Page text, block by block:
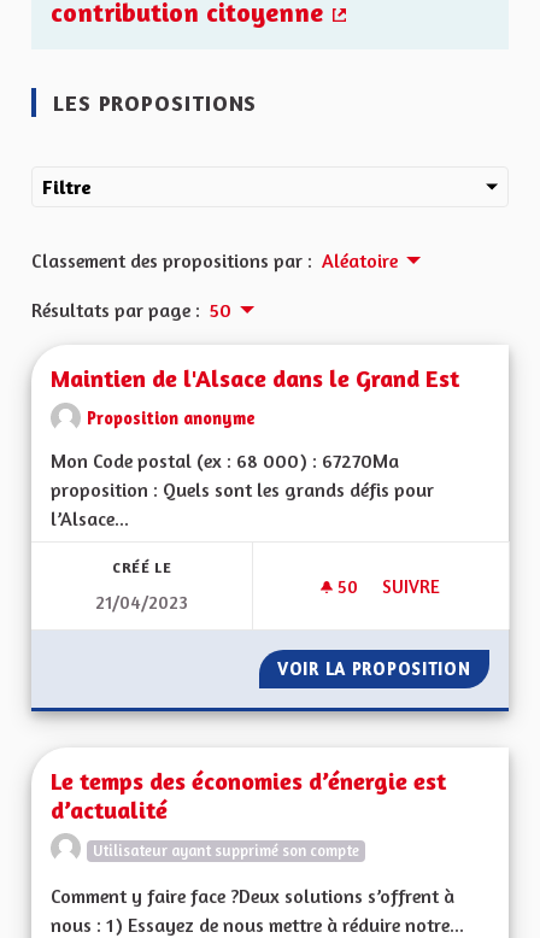
contribution citoyenne
LES PROPOSITIONS
Filtre
Classement des propositions par : Aléatoire
Résultats par page : 50
Maintien de l'Alsace dans le Grand Est
Proposition anonyme
Mon Code postal (ex : 68 000) : 67270Ma
proposition : Quels sont les grands défis pour
l’Alsace...
CRÉÉ LE
21/04/2023
50 50 ABONNÉS
SUIVRE
VOIR LA PROPOSITION
Le temps des économies d’énergie est
d’actualité
Utilisateur ayant supprimé son compte
Comment y faire face ?Deux solutions s’offrent à
nous : 1) Essayez de nous mettre à réduire notre...